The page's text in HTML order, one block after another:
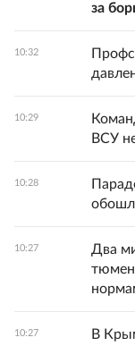
за
10:32
10:29
ВСУ
10:28
10:27
Два
10:27
В